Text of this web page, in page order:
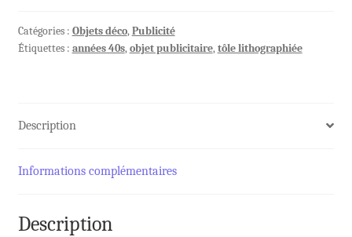
Catégories : Objets déco,Publicité
Étiquettes : années 40s,objet publicitaire,tôle lithographiée
Description
Informations complémentaires
Description